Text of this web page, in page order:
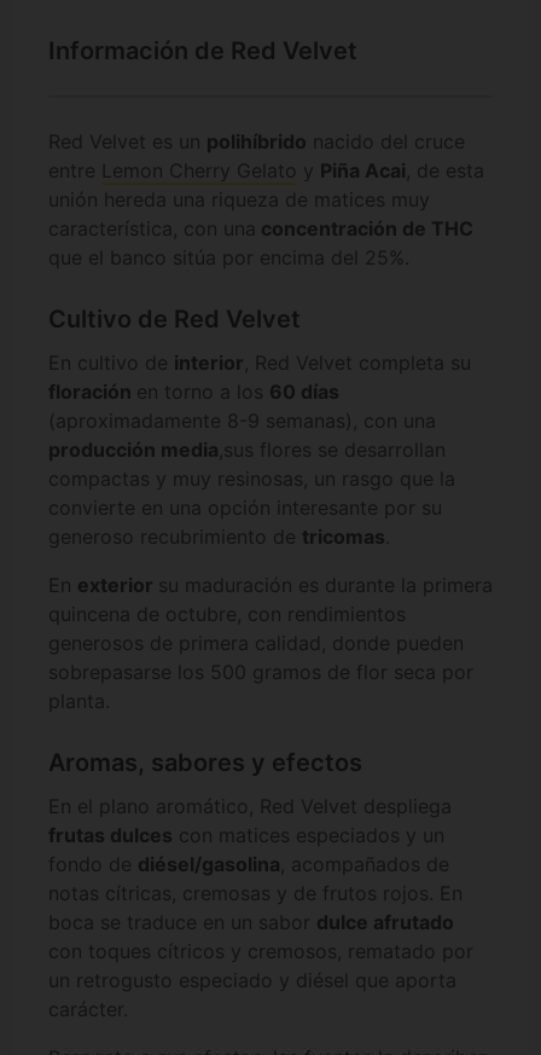
Información de Red Velvet
Red Velvet es un polihíbrido nacido del cruce
entre Lemon Cherry Gelato y Piña Acai, de esta
unión hereda una riqueza de matices muy
característica, con una concentración de THC
que el banco sitúa por encima del 25%.
Cultivo de Red Velvet
En cultivo de interior, Red Velvet completa su
floración en torno a los 60 días
(aproximadamente 8-9 semanas), con una
producción media,sus flores se desarrollan
compactas y muy resinosas, un rasgo que la
convierte en una opción interesante por su
generoso recubrimiento de tricomas.
En exterior su maduración es durante la primera
quincena de octubre, con rendimientos
generosos de primera calidad, donde pueden
sobrepasarse los 500 gramos de flor seca por
planta.
Aromas, sabores y efectos
En el plano aromático, Red Velvet despliega
frutas dulces con matices especiados y un
fondo de diésel/gasolina, acompañados de
notas cítricas, cremosas y de frutos rojos. En
boca se traduce en un sabor dulce afrutado
con toques cítricos y cremosos, rematado por
un retrogusto especiado y diésel que aporta
carácter.